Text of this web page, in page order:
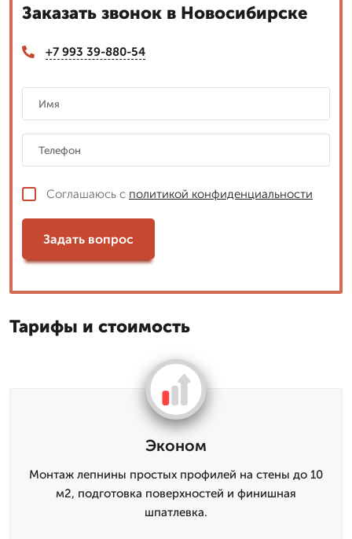
Заказать звонок в Новосибирске
+7 993 39-880-54
Соглашаюсь с политикой конфиденциальности
Задать вопрос
Тарифы и стоимость
Эконом
Монтаж лепнины простых профилей на стены до 10
м2, подготовка поверхностей и финишная
шпатлевка.